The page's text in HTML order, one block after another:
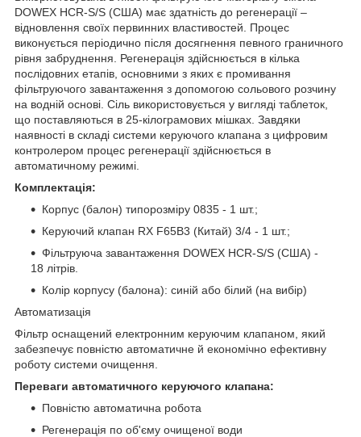
DOWEX HCR-S/S (США) має здатність до регенерації –
відновлення своїх первинних властивостей. Процес
виконується періодично після досягнення певного граничного
рівня забруднення. Регенерація здійснюється в кілька
послідовних етапів, основними з яких є промивання
фільтруючого завантаження з допомогою сольового розчину
на водній основі. Сіль використовується у вигляді таблеток,
що поставляються в 25-кілограмових мішках. Завдяки
наявності в складі системи керуючого клапана з цифровим
контролером процес регенерації здійснюється в
автоматичному режимі.
Комплектація:
Корпус (балон) типорозміру 0835 - 1 шт.;
Керуючий клапан RX F65B3 (Китай) 3/4 - 1 шт.;
Фільтруюча завантаження DOWEX HCR-S/S (США) -
18 літрів.
Колір корпусу (балона): синій або білий (на вибір)
Автоматизація
Фільтр оснащений електронним керуючим клапаном, який
забезпечує повністю автоматичне й економічно ефективну
роботу системи очищення.
Переваги автоматичного керуючого клапана:
Повністю автоматична робота
Регенерація по об'єму очищеної води